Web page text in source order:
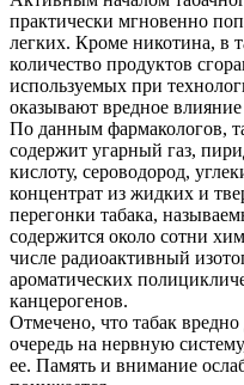
практически мгновенно
легких. Кроме никотина, в
количество продуктов
используемых при
оказывают вредное
По данным фармакологов,
содержит угарный газ,
кислоту, сероводород,
концентрат из жидких и
перегонки табака,
содержится около сотни
числе радиоактивный
ароматических
канцерогенов.
Отмечено, что табак
очередь на нервную
ее. Память и внимание